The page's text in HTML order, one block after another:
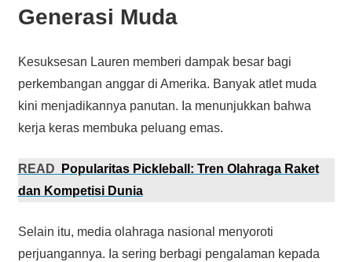
Generasi Muda
Kesuksesan Lauren memberi dampak besar bagi
perkembangan anggar di Amerika. Banyak atlet muda
kini menjadikannya panutan. Ia menunjukkan bahwa
kerja keras membuka peluang emas.
READ
Popularitas Pickleball: Tren Olahraga Raket
dan Kompetisi Dunia
Selain itu, media olahraga nasional menyoroti
perjuangannya. Ia sering berbagi pengalaman kepada